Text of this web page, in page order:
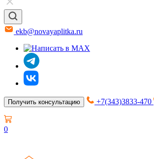
ekb@novayaplitka.ru
Получить консультацию +7(343)3833-470
0